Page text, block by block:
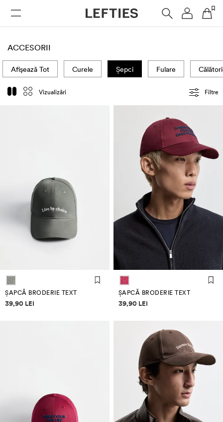
ACCESORII
Vizualizări Filtre
Afișează Tot Curele Șepci Fulare
ȘAPCĂ BRODERIE TEXT
Informații despre prețuri
39,90 LEI
ȘAPCĂ BRODERIE TEXT
Informații despre prețuri
39,90 LEI